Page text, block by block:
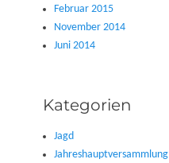
Februar 2015
November 2014
Juni 2014
Kategorien
Jagd
Jahreshauptversammlung